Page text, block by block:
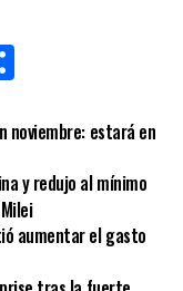
noviembre: estará en
y redujo al mínimo
aumentar el gasto